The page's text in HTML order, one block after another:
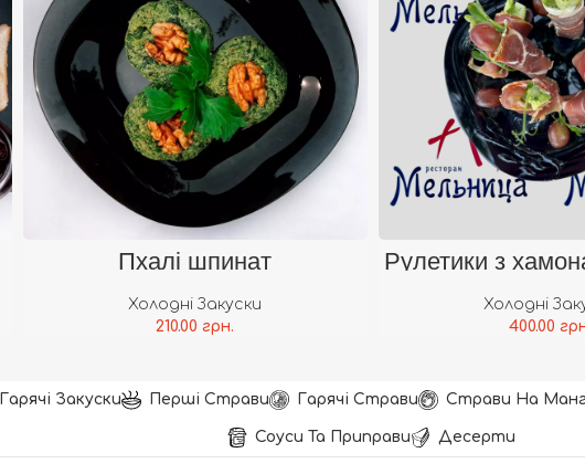
Пхалі шпинат
Холодні Закуски
210.00грн.
Рулетики з
Холодні
400.00
Гарячі Закуски Перші Страви Гарячі Страви Страви На
Соуси Та Приправи Десерти